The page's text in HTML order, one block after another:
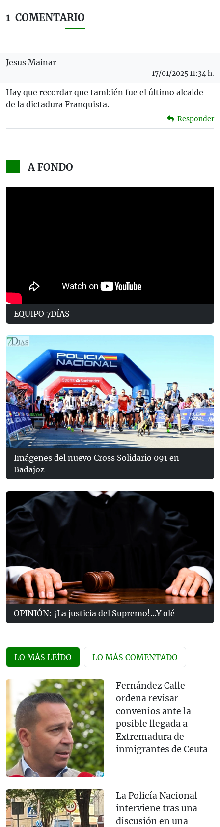
1 COMENTARIO
Jesus Mainar
17/01/2025 11:34 h.
Hay que recordar que también fue el último alcalde
de la dictadura Franquista.
Responder
A FONDO
EQUIPO 7DÍAS
Imágenes del nuevo Cross Solidario 091 en
Badajoz
OPINIÓN: ¡La justicia del Supremo!...Y olé
LO MÁS LEÍDO LO MÁS COMENTADO
Fernández Calle
ordena revisar
convenios ante la
posible llegada a
Extremadura de
inmigrantes de Ceuta
La Policía Nacional
interviene tras una
discusión en una